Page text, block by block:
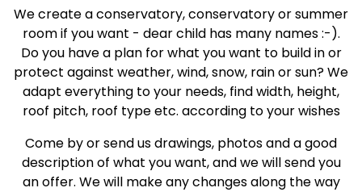
We create a conservatory, conservatory or summer
room if you want - dear child has many names :-).
Do you have a plan for what you want to build in or
protect against weather, wind, snow, rain or sun? We
adapt everything to your needs, find width, height,
roof pitch, roof type etc. according to your wishes
Come by or send us drawings, photos and a good
description of what you want, and we will send you
an offer. We will make any changes along the way